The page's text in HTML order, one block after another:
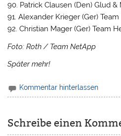
90. Patrick Clausen (Den) Glud &
91. Alexander Krieger (Ger)
92. Christian Mager (Ger) Team
Foto: Roth / Team NetApp
Später mehr!
Kommentar hinterlassen
Schreibe einen